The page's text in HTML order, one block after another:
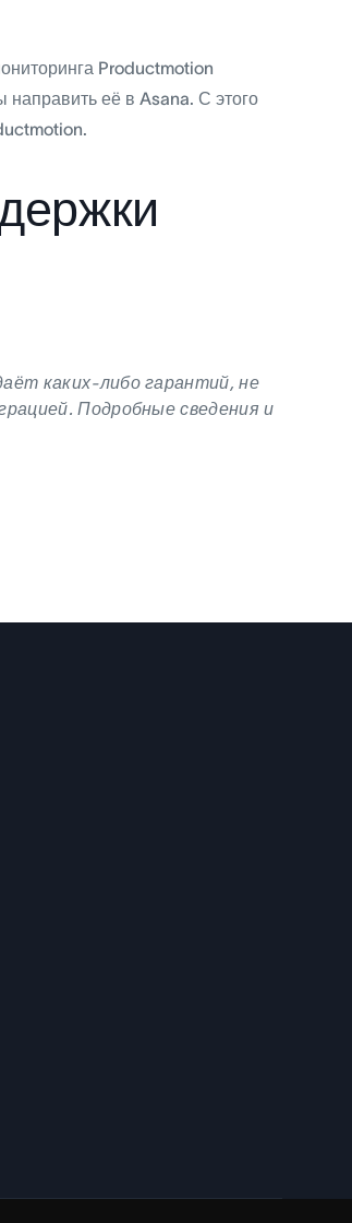
Productmotion
направить её в Asana. С этого
каких-либо гарантий, не
Подробные сведения и